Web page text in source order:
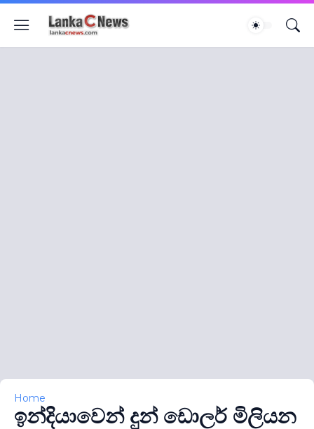
Home
ඉන්දියාවෙන් දුන් ඩොලර් මිලියන